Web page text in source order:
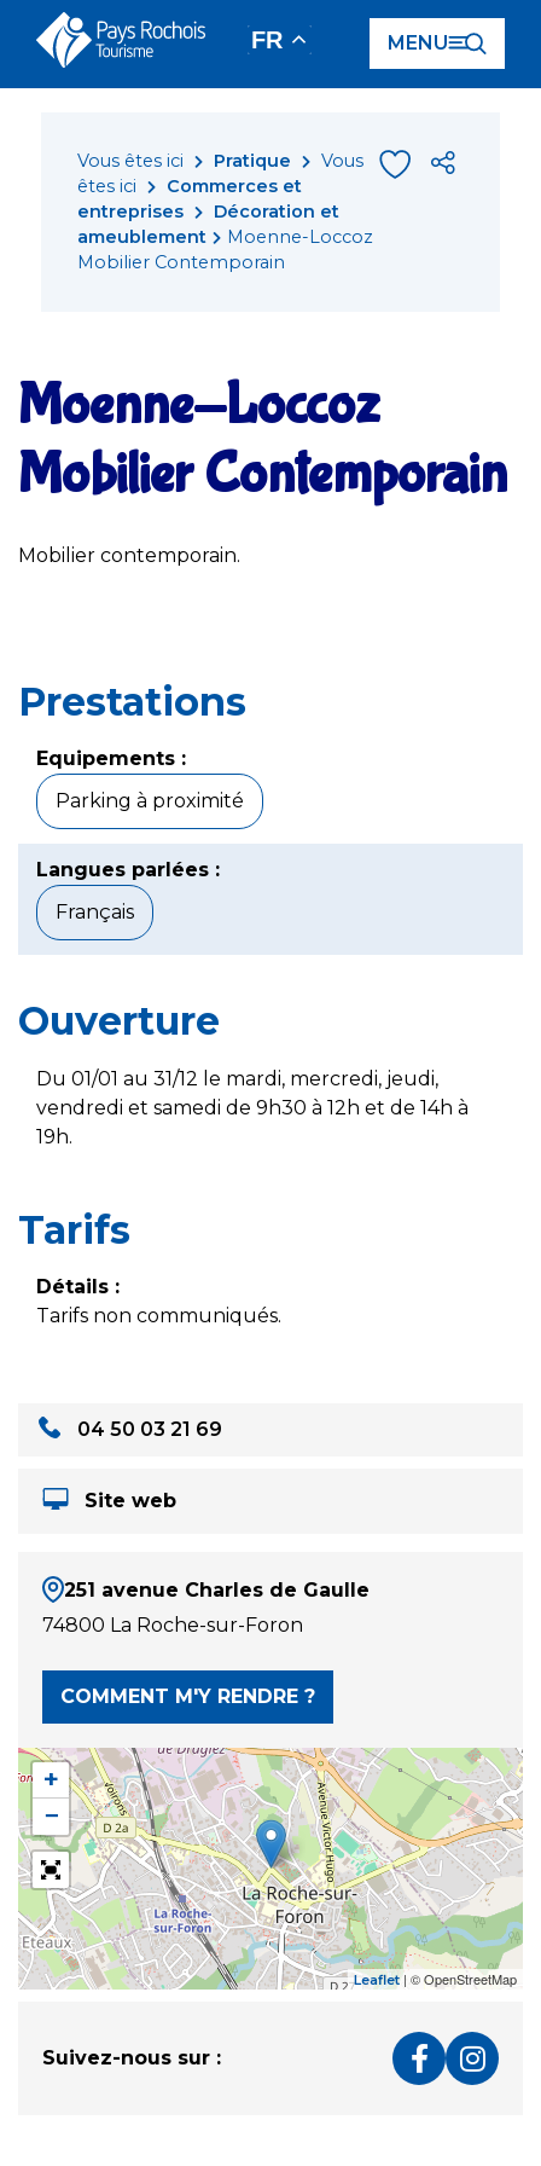
FR MENU
Vous êtes ici Pratique
Vous
êtes ici
Commerces et
entreprises
Décoration et
ameublement
Moenne-Loccoz
Mobilier Contemporain
Moenne-Loccoz
Mobilier Contemporain
Mobilier contemporain.
Prestations
Equipements :
Parking à proximité
Langues parlées :
Français
Ouverture
Du 01/01 au 31/12 le mardi, mercredi, jeudi,
vendredi et samedi de 9h30 à 12h et de 14h à
19h.
Tarifs
Détails :
Tarifs non communiqués.
04 50 03 21 69
Site web
251 avenue Charles de Gaulle
74800 La Roche-sur-Foron
COMMENT M'Y RENDRE ?
+
−
Leaflet| © OpenStreetMap
Suivez-nous sur :
Panneau de gestion des cookies